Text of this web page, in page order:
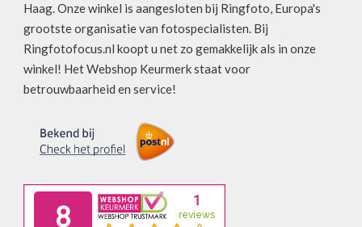
Haag. Onze winkel is aangesloten bij Ringfoto, Europa's
grootste organisatie van fotospecialisten. Bij
Ringfotofocus.nl koopt u net zo gemakkelijk als in onze
winkel! Het Webshop Keurmerk staat voor
betrouwbaarheid en service!